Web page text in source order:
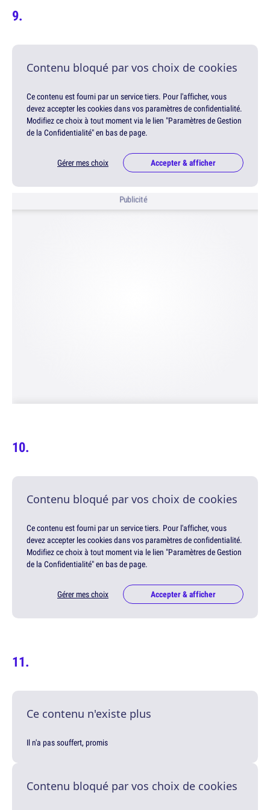
Contenu bloqué par vos choix de cookies
Ce contenu est fourni par un service tiers. Pour l'afficher, vous
devez accepter les cookies dans vos paramètres de confidentialité.
Modifiez ce choix à tout moment via le lien "Paramètres de Gestion
de la Confidentialité" en bas de page.
Gérer mes choix Accepter & afficher
Publicité
Contenu bloqué par vos choix de cookies
Ce contenu est fourni par un service tiers. Pour l'afficher, vous
devez accepter les cookies dans vos paramètres de confidentialité.
Modifiez ce choix à tout moment via le lien "Paramètres de Gestion
de la Confidentialité" en bas de page.
Gérer mes choix Accepter & afficher
Ce contenu n'existe plus
Il n'a pas souffert, promis
Contenu bloqué par vos choix de cookies